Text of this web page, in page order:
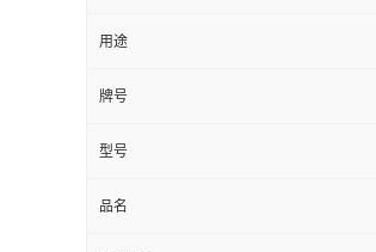
用途
牌号
型号
品名